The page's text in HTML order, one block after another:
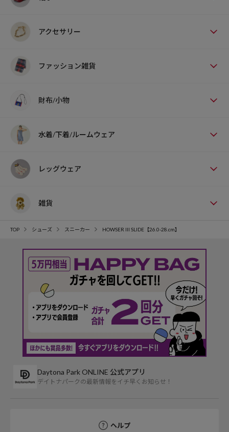
アクセサリー
ファッション雑貨
財布/小物
水着/下着/ルームウェア
レッグウェア
雑貨
TOP シューズ スニーカー HOWSER III SLIDE【26.0-28.cm】
Daytona Park ONLINE 公式アプリ
デイトナパークの最新情報をイチ早くお知らせ！
ヘルプ